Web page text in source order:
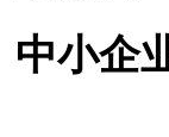
中小企